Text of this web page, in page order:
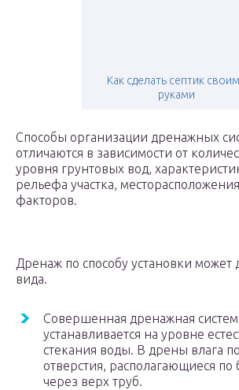
Как сделать септик
руками
Способы организации дренажных
отличаются в зависимости от
уровня грунтовых вод,
рельефа участка,
факторов.
Дренаж по способу установки может
вида.
Совершенная дренажная
устанавливается на уровне
стекания воды. В дрены влага
отверстия, располагающиеся по
через верх труб.